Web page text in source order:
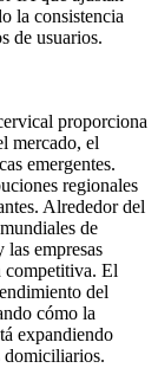
la consistencia
de usuarios.
proporciona
mercado, el
emergentes.
regionales
Alrededor del
de
empresas
competitiva. El
del
cómo la
expandiendo
domiciliarios.